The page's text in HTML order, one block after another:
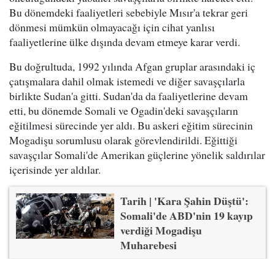
Bu dönemdeki faaliyetleri sebebiyle Mısır'a tekrar geri
dönmesi mümkün olmayacağı için cihat yanlısı
faaliyetlerine ülke dışında devam etmeye karar verdi.
Bu doğrultuda, 1992 yılında Afgan gruplar arasındaki iç
çatışmalara dahil olmak istemedi ve diğer savaşçılarla
birlikte Sudan'a gitti. Sudan'da da faaliyetlerine devam
etti, bu dönemde Somali ve Ogadin'deki savaşçıların
eğitilmesi sürecinde yer aldı. Bu askeri eğitim sürecinin
Mogadişu sorumlusu olarak görevlendirildi. Eğittiği
savaşçılar Somali'de Amerikan güçlerine yönelik saldırılar
içerisinde yer aldılar.
Tarih | 'Kara Şahin Düştü':
Somali'de ABD'nin 19 kayıp
verdiği Mogadişu
Muharebesi